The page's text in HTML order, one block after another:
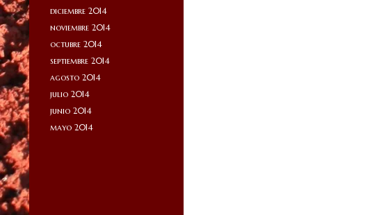
diciembre 2014
noviembre 2014
octubre 2014
septiembre 2014
agosto 2014
julio 2014
junio 2014
mayo 2014